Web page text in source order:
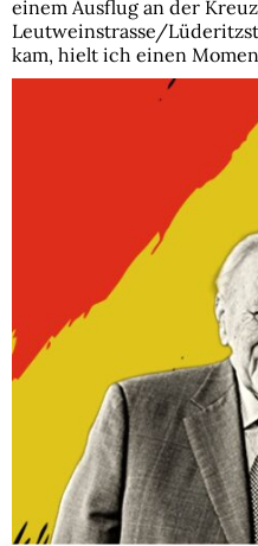
einem Ausflug an der
Leutweinstrasse/
kam, hielt ich einen